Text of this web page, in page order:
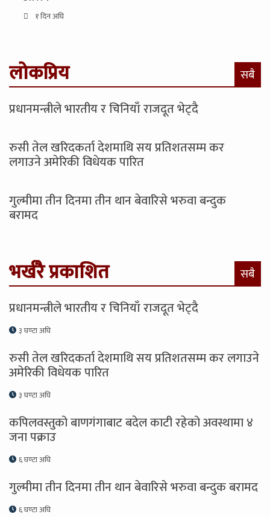
१ दिन अघि
लोकप्रिय सबै
प्रधानमन्त्रीले भारतीय र चिनियाँ राजदूत भेट्दै
रुसी तेल खरिदकर्ता देशमाथि सय प्रतिशतसम्म कर
लगाउने अमेरिकी विधेयक पारित
गुल्मीमा तीन दिनमा तीन थान बेवारिसे भरुवा बन्दुक
बरामद
भर्खरै प्रकाशित सबै
प्रधानमन्त्रीले भारतीय र चिनियाँ राजदूत भेट्दै
३ घण्टा अघि
रुसी तेल खरिदकर्ता देशमाथि सय प्रतिशतसम्म कर लगाउने
अमेरिकी विधेयक पारित
३ घण्टा अघि
कपिलवस्तुको बाणगंगाबाट बदेल काटी रहेको अवस्थामा ४
जना पक्राउ
६ घण्टा अघि
गुल्मीमा तीन दिनमा तीन थान बेवारिसे भरुवा बन्दुक बरामद
६ घण्टा अघि